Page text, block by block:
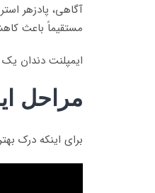
آگاهی، پادزهر
مستقیماً باعث
ایمپلنت دندان
مراحل
برای اینکه درک